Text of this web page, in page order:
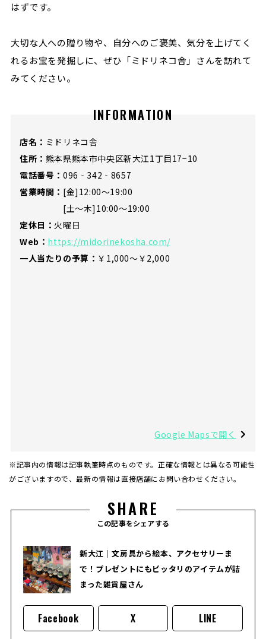
はずです。
大切な人への贈り物や、自分へのご褒美、気分を上げてく
れるお宝を発掘しに、ぜひ「ミドリネコ舎」さんを訪れて
みてください。
INFORMATION
店名： ミドリネコ舎
住所： 熊本県熊本市中央区新大江1丁目17−10
電話番号： 096‐342‐8657
営業時間： [金]12:00～19:00
[土～木]10:00～19:00
定休日： 火曜日
Web： https://midorinekosha.com/
一人当たりの予算： ￥1,000～￥2,000
Google Mapsで開く
※記事内の情報は記事執筆時点のものです。正確な情報とは異なる可能性
がございますので、最新の情報は直接店舗にお問い合わせください。
SHARE
この記事をシェアする
新大江｜文房具から絵本、アクセサリーま
で！プレゼントにもピッタリのアイテムが詰
まった雑貨屋さん
Facebook X LINE